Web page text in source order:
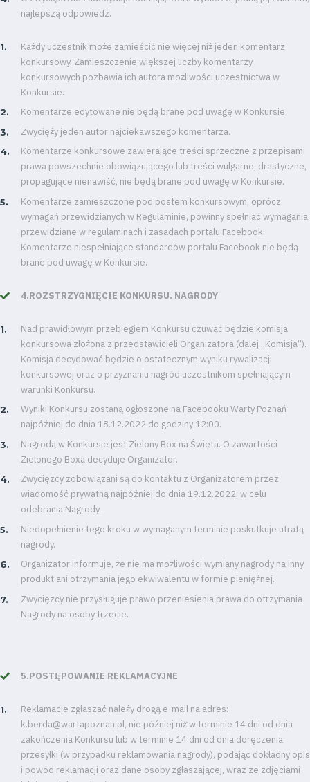
najlepszą odpowiedź.
Każdy uczestnik może zamieścić nie więcej niż jeden komentarz
konkursowy. Zamieszczenie większej liczby komentarzy
konkursowych pozbawia ich autora możliwości uczestnictwa w
Konkursie.
Komentarze edytowane nie będą brane pod uwagę w Konkursie.
Zwycięży jeden autor najciekawszego komentarza.
Komentarze konkursowe zawierające treści sprzeczne z przepisami
prawa powszechnie obowiązującego lub treści wulgarne, drastyczne,
propagujące nienawiść, nie będą brane pod uwagę w Konkursie.
Komentarze zamieszczone pod postem konkursowym, oprócz
wymagań przewidzianych w Regulaminie, powinny spełniać wymagania
przewidziane w regulaminach i zasadach portalu Facebook.
Komentarze niespełniające standardów portalu Facebook nie będą
brane pod uwagę w Konkursie.
4.ROZSTRZYGNIĘCIE KONKURSU. NAGRODY
Nad prawidłowym przebiegiem Konkursu czuwać będzie komisja
konkursowa złożona z przedstawicieli Organizatora (dalej „Komisja”).
Komisja decydować będzie o ostatecznym wyniku rywalizacji
konkursowej oraz o przyznaniu nagród uczestnikom spełniającym
warunki Konkursu.
Wyniki Konkursu zostaną ogłoszone na Facebooku Warty Poznań
najpóźniej do dnia 18.12.2022 do godziny 12:00.
Nagrodą w Konkursie jest Zielony Box na Święta. O zawartości
Zielonego Boxa decyduje Organizator.
Zwycięzcy zobowiązani są do kontaktu z Organizatorem przez
wiadomość prywatną najpóźniej do dnia 19.12.2022, w celu
odebrania Nagrody.
Niedopełnienie tego kroku w wymaganym terminie poskutkuje utratą
nagrody.
Organizator informuje, że nie ma możliwości wymiany nagrody na inny
produkt ani otrzymania jego ekwiwalentu w formie pieniężnej.
Zwycięzcy nie przysługuje prawo przeniesienia prawa do otrzymania
Nagrody na osoby trzecie.
5.POSTĘPOWANIE REKLAMACYJNE
Reklamacje zgłaszać należy drogą e-mail na adres:
k.berda@wartapoznan.pl, nie później niż̇ w terminie 14 dni od dnia
zakończenia Konkursu lub w terminie 14 dni od dnia doręczenia
przesyłki (w przypadku reklamowania nagrody), podając dokładny opis
i powód reklamacji oraz dane osoby zgłaszającej, wraz ze zdjęciami